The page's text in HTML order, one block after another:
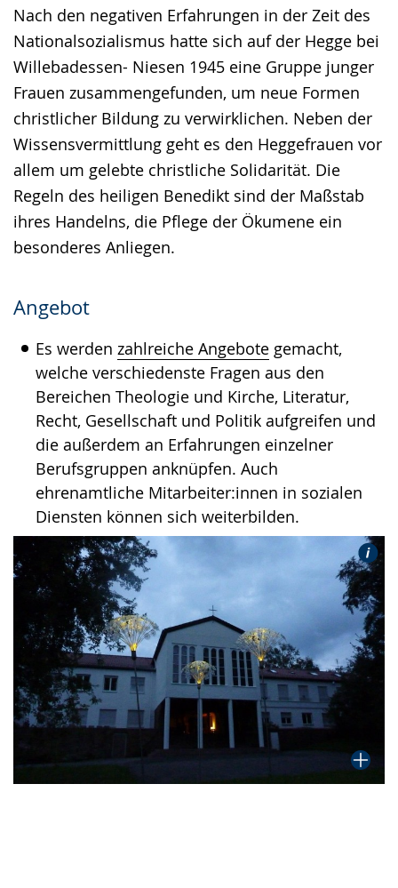
Nach den negativen Erfahrungen in der Zeit des
Nationalsozialismus hatte sich auf der Hegge bei
Willebadessen- Niesen 1945 eine Gruppe junger
Frauen zusammengefunden, um neue Formen
christlicher Bildung zu verwirklichen. Neben der
Wissensvermittlung geht es den Heggefrauen vor
allem um gelebte christliche Solidarität. Die
Regeln des heiligen Benedikt sind der Maßstab
ihres Handelns, die Pflege der Ökumene ein
besonderes Anliegen.
Angebot
Es werden zahlreiche Angebote gemacht,
welche verschiedenste Fragen aus den
Bereichen Theologie und Kirche, Literatur,
Recht, Gesellschaft und Politik aufgreifen und
die außerdem an Erfahrungen einzelner
Berufsgruppen anknüpfen. Auch
ehrenamtliche Mitarbeiter:innen in sozialen
Diensten können sich weiterbilden.